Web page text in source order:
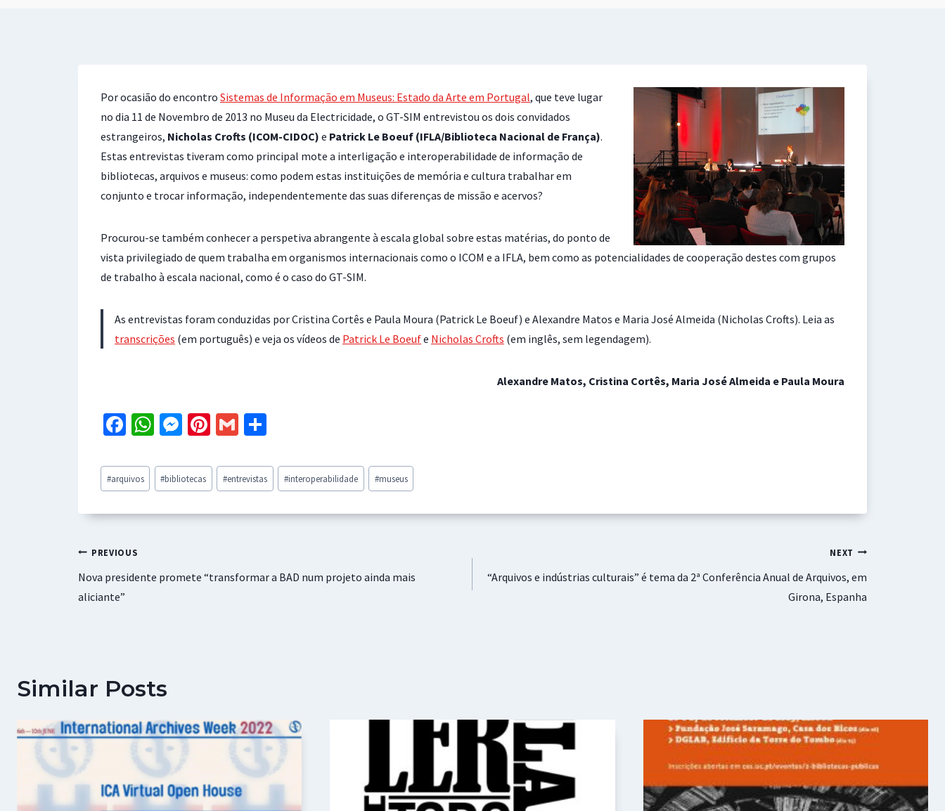
Por ocasião do encontro Sistemas de Informação em Museus: Estado da Arte em Portugal, que teve lugar
no dia 11 de Novembro de 2013 no Museu da Electricidade, o GT-SIM entrevistou os dois convidados
estrangeiros, Nicholas Crofts (ICOM-CIDOC) e Patrick Le Boeuf (IFLA/Biblioteca Nacional de França).
Estas entrevistas tiveram como principal mote a interligação e interoperabilidade de informação de
bibliotecas, arquivos e museus: como podem estas instituições de memória e cultura trabalhar em
conjunto e trocar informação, independentemente das suas diferenças de missão e acervos?
Procurou-se também conhecer a perspetiva abrangente à escala global sobre estas matérias, do ponto de
vista privilegiado de quem trabalha em organismos internacionais como o ICOM e a IFLA, bem como as potencialidades de cooperação destes com grupos
de trabalho à escala nacional, como é o caso do GT-SIM.
As entrevistas foram conduzidas por Cristina Cortês e Paula Moura (Patrick Le Boeuf) e Alexandre Matos e Maria José Almeida (Nicholas Crofts). Leia as
transcrições (em português) e veja os vídeos de Patrick Le Boeufe Nicholas Crofts (em inglês, sem legendagem).
Alexandre Matos, Cristina Cortês, Maria José Almeida e Paula Moura
Fa
b
o
o
W
at
sA
p
M
se
n
ge
Pi
er
es
t
G
ai
l
ar
e
Post
Tags:
#arquivos #bibliotecas #entrevistas #interoperabilidade #museus
Navegação
de
PREVIOUS
Nova presidente promete “transformar a BAD num projeto ainda mais
aliciante”
NEXT
“Arquivos e indústrias culturais” é tema da 2ª Conferência Anual de Arquivos, em
Girona, Espanha
Similar Posts